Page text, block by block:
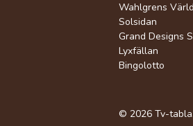
Wahlgrens Värld
Solsidan
Grand Designs
Lyxfällan
Bingolotto
© 2026 Tv-